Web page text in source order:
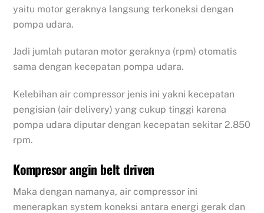
yaitu motor geraknya langsung terkoneksi dengan
pompa udara.
Jadi jumlah putaran motor geraknya (rpm) otomatis
sama dengan kecepatan pompa udara.
Kelebihan air compressor jenis ini yakni kecepatan
pengisian (air delivery) yang cukup tinggi karena
pompa udara diputar dengan kecepatan sekitar 2.850
rpm.
Kompresor angin belt driven
Maka dengan namanya, air compressor ini
menerapkan system koneksi antara energi gerak dan